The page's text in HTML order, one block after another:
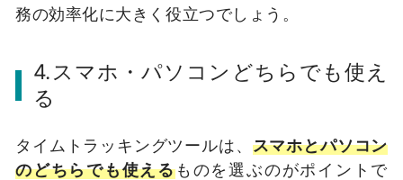
務の効率化に大きく役立つでしょう。
4.スマホ・パソコンどちらでも使え
る
タイムトラッキングツールは、 スマホとパソコン
のどちらでも使えるものを選ぶのがポイントで